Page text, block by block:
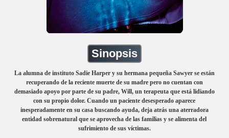
Sinopsis
La alumna de instituto Sadie Harper y su hermana pequeña Sawyer se están
recuperando de la reciente muerte de su madre pero no cuentan con
demasiado apoyo por parte de su padre, Will, un terapeuta que está lidiando
con su propio dolor. Cuando un paciente desesperado aparece
inesperadamente en su casa buscando ayuda, deja atrás una aterradora
entidad sobrenatural que se aprovecha de las familias y se alimenta del
sufrimiento de sus víctimas.